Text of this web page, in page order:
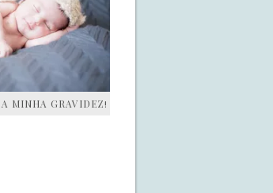
MINHA GRAVIDEZ!